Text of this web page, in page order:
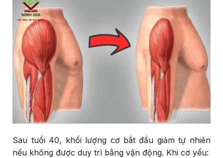
Sau tuổi 40, khối lượng cơ bắt đầu giảm tự nhiên
nếu không được duy trì bằng vận động. Khi cơ yếu: